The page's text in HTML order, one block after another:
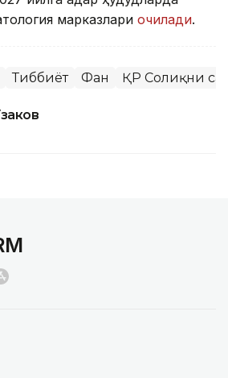
марказлари очилади.
Тиббиёт Фан ҚР Соғлиқни